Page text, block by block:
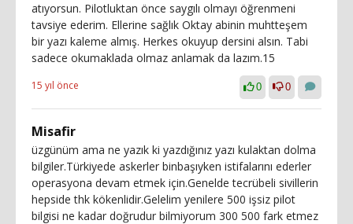
atıyorsun. Pilotluktan önce saygılı olmayı öğrenmeni
tavsiye ederim. Ellerine sağlık Oktay abinin muhtteşem
bir yazı kaleme almış. Herkes okuyup dersini alsın. Tabi
sadece okumaklada olmaz anlamak da lazım.15
15 yıl önce 0 0
Misafir
üzgünüm ama ne yazık ki yazdığınız yazı kulaktan dolma
bilgiler.Türkiyede askerler binbaşıyken istifalarını ederler
operasyona devam etmek için.Genelde tecrübeli sivillerin
hepside thk kökenlidir.Gelelim yenilere 500 işsiz pilot
bilgisi ne kadar doğrudur bilmiyorum 300 500 fark etmez